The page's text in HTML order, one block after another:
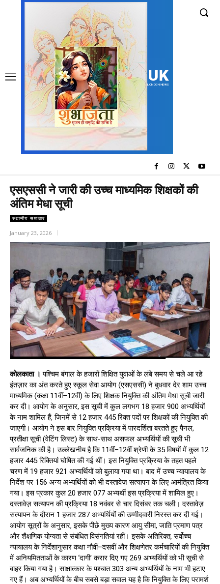
UK
LONDON NEWS
एसएससी ने जारी की उच्च माध्यमिक शिक्षकों की
अंतिम मेधा सूची
स्थानीय समाचार
January 23, 2026
कोलकाता । पश्चिम बंगाल के हजारों शिक्षित युवाओं के लंबे समय से चले आ रहे
इंतज़ार का अंत करते हुए स्कूल सेवा आयोग (एसएससी) ने बुधवार देर शाम उच्च
माध्यमिक (कक्षा 11वीं–12वीं) के लिए शिक्षक नियुक्ति की अंतिम मेधा सूची जारी
कर दी। आयोग के अनुसार, इस सूची में कुल लगभग 18 हजार 900 अभ्यर्थियों
के नाम शामिल हैं, जिनमें से 12 हजार 445 रिक्त पदों पर शिक्षकों की नियुक्ति की
जाएगी। आयोग ने इस बार नियुक्ति प्रक्रिया में पारदर्शिता बरतते हुए पैनल,
प्रतीक्षा सूची (वेटिंग लिस्ट) के साथ-साथ असफल अभ्यर्थियों की सूची भी
सार्वजनिक की है। उल्लेखनीय है कि 11वीं–12वीं श्रेणी के 35 विषयों में कुल 12
हजार 445 रिक्तियां घोषित की गई थीं। इस नियुक्ति प्रक्रिया के तहत पहले
चरण में 19 हजार 921 अभ्यर्थियों को बुलाया गया था। बाद में उच्च न्यायालय के
निर्देश पर 156 अन्य अभ्यर्थियों को भी दस्तावेज़ सत्यापन के लिए आमंत्रित किया
गया। इस प्रकार कुल 20 हजार 077 अभ्यर्थी इस प्रक्रिया में शामिल हुए।
दस्तावेज़ सत्यापन की प्रक्रिया 18 नवंबर से चार दिसंबर तक चली। दस्तावेज़
सत्यापन के दौरान 1 हजार 287 अभ्यर्थियों की उम्मीदवारी निरस्त कर दी गई।
आयोग सूत्रों के अनुसार, इसके पीछे मुख्य कारण आयु सीमा, जाति प्रमाण पत्र
और शैक्षणिक योग्यता से संबंधित विसंगतियां रहीं। इसके अतिरिक्त, सर्वोच्च
न्यायालय के निर्देशानुसार कक्षा नौवीं–दसवीं और शिक्षणेतर कर्मचारियों की नियुक्ति
में अनियमितताओं के कारण ‘दागी’ करार दिए गए 269 अभ्यर्थियों को भी सूची से
बाहर किया गया है। साक्षात्कार के पश्चात 303 अन्य अभ्यर्थियों के नाम भी हटाए
गए हैं। अब अभ्यर्थियों के बीच सबसे बड़ा सवाल यह है कि नियुक्ति के लिए परामर्श